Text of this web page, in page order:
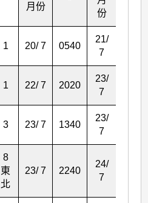
月份
份
1 20/ 7 0540
21/
7
1 22/ 7 2020
23/
7
3 23/ 7 1340
23/
7
8
東
北
23/ 7 2240
24/
7